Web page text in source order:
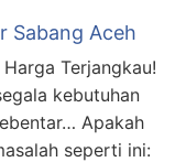
Sabang Aceh
Terjangkau!
kebutuhan
Apakah
seperti ini: